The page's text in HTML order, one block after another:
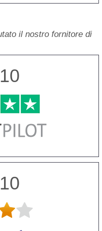
il nostro fornitore di